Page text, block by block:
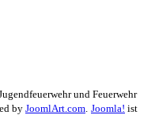
und Feuerwehr
by JoomlArt.com Joomla! ist